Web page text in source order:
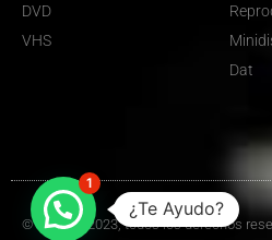
DVD
VHS
Dat
© Hot Top 2023, todos los derechos
¿Te Ayudo?
1